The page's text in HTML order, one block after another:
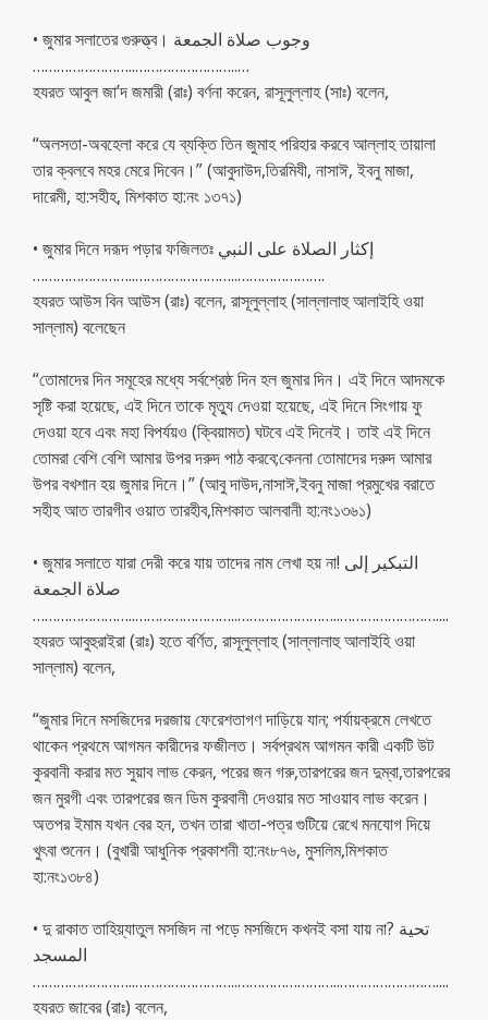
• জুমার সলাতের গুরুত্ত্ব। وجوب صلاة الجمعة
……………………..……………………..…
হযরত আবুল জা’দ জমারী (রাঃ) বর্ণনা করেন, রাসূলুল্লাহ (সাঃ) বলেন,
“অলসতা-অবহেলা করে যে ব্যক্তি তিন জুমাহ পরিহার করবে আল্লাহ তায়ালা
তার ক্বলবে মহর মেরে দিবেন।” (আবুদাউদ,তিরমিযী, নাসাঈ, ইবনু মাজা,
দারেমী, হা:সহীহ, মিশকাত হা:নং ১৩৭১)
• জুমার দিনে দরূদ পড়ার ফজিলতঃ إكثار الصلاة على النبي
……………………..……………………..………………….
হযরত আউস বিন আউস (রাঃ) বলেন, রাসূলুল্লাহ (সাল্লালাহু আলাইহি ওয়া
সাল্লাম) বলেছেন
“তোমাদের দিন সমূহের মধ্যে সর্বশ্রেষ্ঠ দিন হল জুমার দিন। এই দিনে আদমকে
সৃষ্টি করা হয়েছে, এই দিনে তাকে মৃত্যু দেওয়া হয়েছে, এই দিনে সিংগায় ফু
দেওয়া হবে এবং মহা বিপর্যয়ও (ক্বিয়ামত) ঘটবে এই দিনেই। তাই এই দিনে
তোমরা বেশি বেশি আমার উপর দরুদ পাঠ করবে;কেননা তোমাদের দরুদ আমার
উপর বখশান হয় জুমার দিনে।” (আবু দাউদ,নাসাঈ,ইবনু মাজা প্রমুখের বরাতে
সহীহ আত তারগীব ওয়াত তারহীব,মিশকাত আলবানী হা:নং১৩৬১)
• জুমার সলাতে যারা দেরী করে যায় তাদের নাম লেখা হয় না! التبكير إلى
صلاة الجمعة
……………………..……………………..……………………..……………………....
হযরত আবুহুরাইরা (রাঃ) হতে বর্ণিত, রাসূলুল্লাহ (সাল্লালাহু আলাইহি ওয়া
সাল্লাম) বলেন,
“জুমার দিনে মসজিদের দরজায় ফেরেশতাগণ দাড়িয়ে যান; পর্যায়ক্রমে লেখতে
থাকেন প্রথমে আগমন কারীদের ফজীলত। সর্বপ্রথম আগমন কারী একটি উট
কুরবানী করার মত সুয়াব লাভ কেরন, পরের জন গরু,তারপরের জন দুম্বা,তারপরের
জন মুরগী এবং তারপরের জন ডিম কুরবানী দেওয়ার মত সাওয়াব লাভ করেন।
অতপর ইমাম যখন বের হন, তখন তারা খাতা-পত্র গুটিয়ে রেখে মনযোগ দিয়ে
খুৎবা শুনেন। (বুখারী আধুনিক প্রকাশনী হা:নং৮৭৬, মুসলিম,মিশকাত
হা:নং১৩৮৪)
• দু রাকাত তাহিয়্যাতুল মসজিদ না পড়ে মসজিদে কখনই বসা যায় না? تحية
المسجد
……………………..……………………..……………………..……………………....
হযরত জাবের (রাঃ) বলেন,